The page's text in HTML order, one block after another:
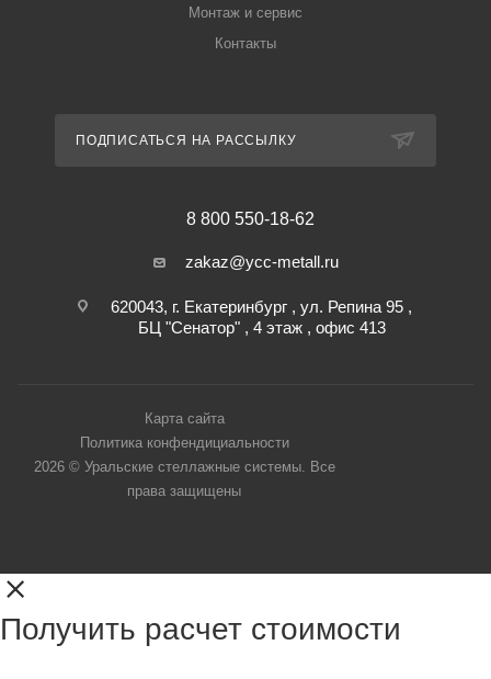
Монтаж и сервис
Контакты
ПОДПИСАТЬСЯ НА РАССЫЛКУ
8 800 550-18-62
zakaz@ycc-metall.ru
620043, г. Екатеринбург , ул. Репина 95 ,
БЦ "Сенатор" , 4 этаж , офис 413
Карта сайта
Политика конфендициальности
2026 © Уральские стеллажные системы. Все
права защищены
Получить расчет стоимости